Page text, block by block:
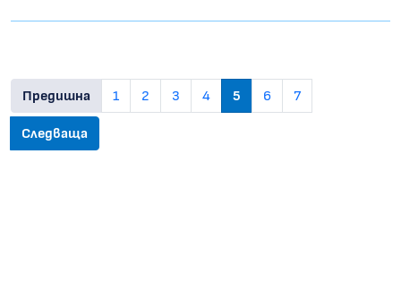
Предишна 1 2 3 4 5 6 7
Следваща